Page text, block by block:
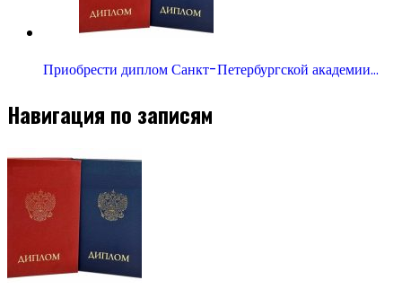
Приобрести диплом Санкт-Петербургской академии…
Навигация по записям